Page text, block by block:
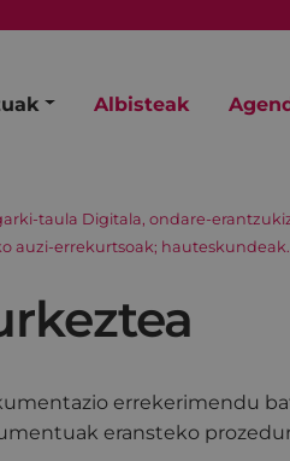
Albisteak
taula Digitala, ondare-
auzi-errekurtsoak;
errekerimendu
eransteko